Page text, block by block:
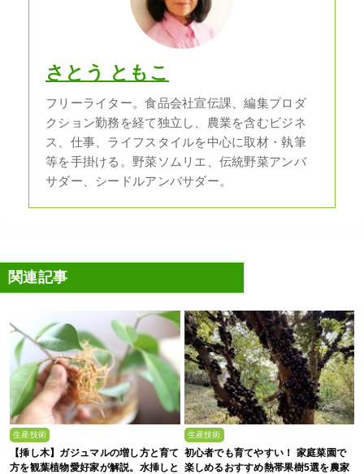
さとう ともこ
フリーライター。食品会社宣伝課、編集プロダ
クション勤務を経て独立し、農業を含むビジネ
ス、仕事、ライフスタイルを中心に取材・執筆
等を手掛ける。野菜ソムリエ、伝統野菜アンバ
サダー、シードルアンバサダー。
関連記事
生産技術
【挿し木】ガジュマルの増し方と育て
方を観葉植物愛好家が解説。水挿しと
生産技術
初心者でも育てやすい！ 家庭菜園で
楽しめるおすすめ熱帯果樹5選を農家